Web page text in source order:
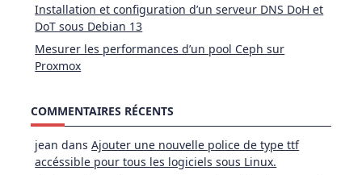
Installation et configuration d’un serveur DNS DoH et
DoT sous Debian 13
Mesurer les performances d’un pool Ceph sur
Proxmox
COMMENTAIRES RÉCENTS
jean dansAjouter une nouvelle police de type ttf
accéssible pour tous les logiciels sous Linux.